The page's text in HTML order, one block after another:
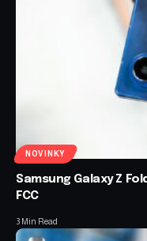
NOVINKY
Samsung Galaxy Z
FCC
3 Min Read